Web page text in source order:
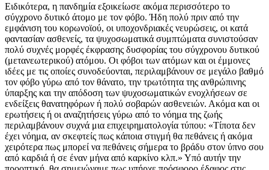
Ειδικότερα, η πανδημία εξοικείωσε ακόμα περισσότερο το
σύγχρονο δυτικό άτομο με τον φόβο. Ήδη πολύ πριν από την
εμφάνιση του κορωνοϊού, οι υποχονδριακές νευρώσεις, οι κατά
φαντασίαν ασθενείς, τα ψυχοσωματικά συμπτώματα συνιστούσαν
πολύ συχνές μορφές έκφρασης δυσφορίας του σύγχρονου δυτικού
(μετανεωτερικού) ατόμου. Οι φόβοι των ατόμων και οι έμμονες
ιδέες με τις οποίες συνοδεύονται, περιλαμβάνουν σε μεγάλο βαθμό
τον φόβο γύρω από τον θάνατο, την τρωτότητα της ανθρώπινης
ύπαρξης και την απόδοση των ψυχοσωματικών ενοχλήσεων σε
ενδείξεις θανατηφόρων ή πολύ σοβαρών ασθενειών. Ακόμα και οι
ερωτήσεις ή οι αναζητήσεις γύρω από το νόημα της ζωής
περιλαμβάνουν συχνά μια επιχειρηματολογία τύπου: «Τίποτα δεν
έχει νόημα, αν σκεφτείς πως κάποια στιγμή θα πεθάνεις ή ακόμα
χειρότερα πως μπορεί να πεθάνεις σήμερα το βράδυ στον ύπνο σου
από καρδιά ή σε έναν μήνα από καρκίνο κλπ.» Υπό αυτήν την